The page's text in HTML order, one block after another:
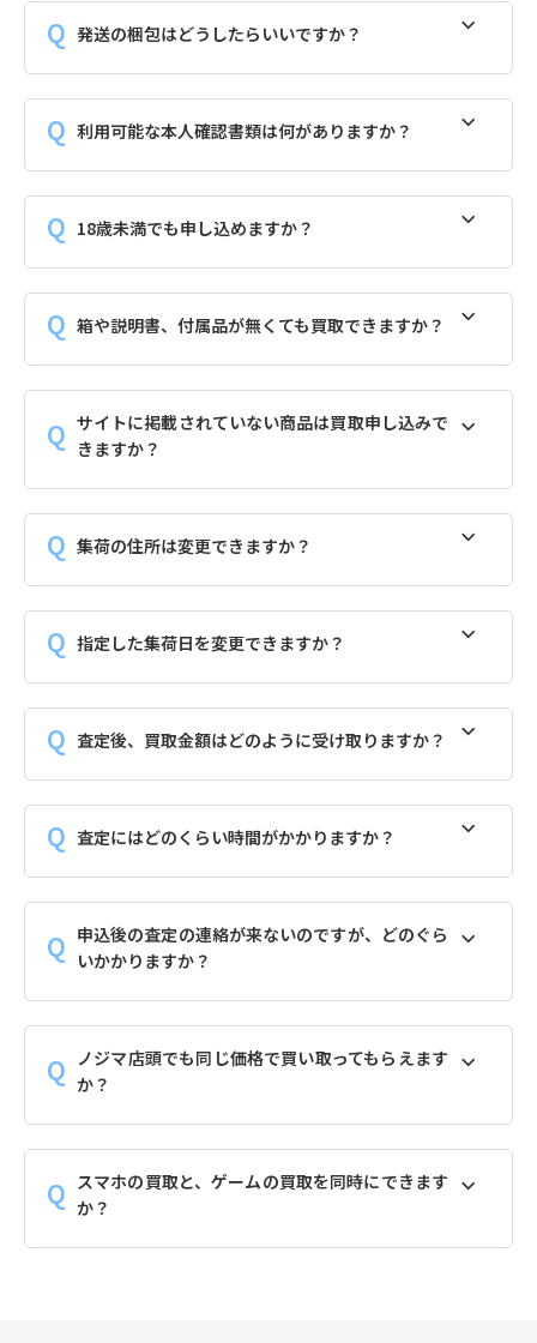
発送の梱包はどうしたらいいですか？
利用可能な本人確認書類は何がありますか？
18歳未満でも申し込めますか？
箱や説明書、付属品が無くても買取できますか？
サイトに掲載されていない商品は買取申し込みで
きますか？
集荷の住所は変更できますか？
指定した集荷日を変更できますか？
査定後、買取金額はどのように受け取りますか？
査定にはどのくらい時間がかかりますか？
申込後の査定の連絡が来ないのですが、どのぐら
いかかりますか？
ノジマ店頭でも同じ価格で買い取ってもらえます
か？
スマホの買取と、ゲームの買取を同時にできます
か？